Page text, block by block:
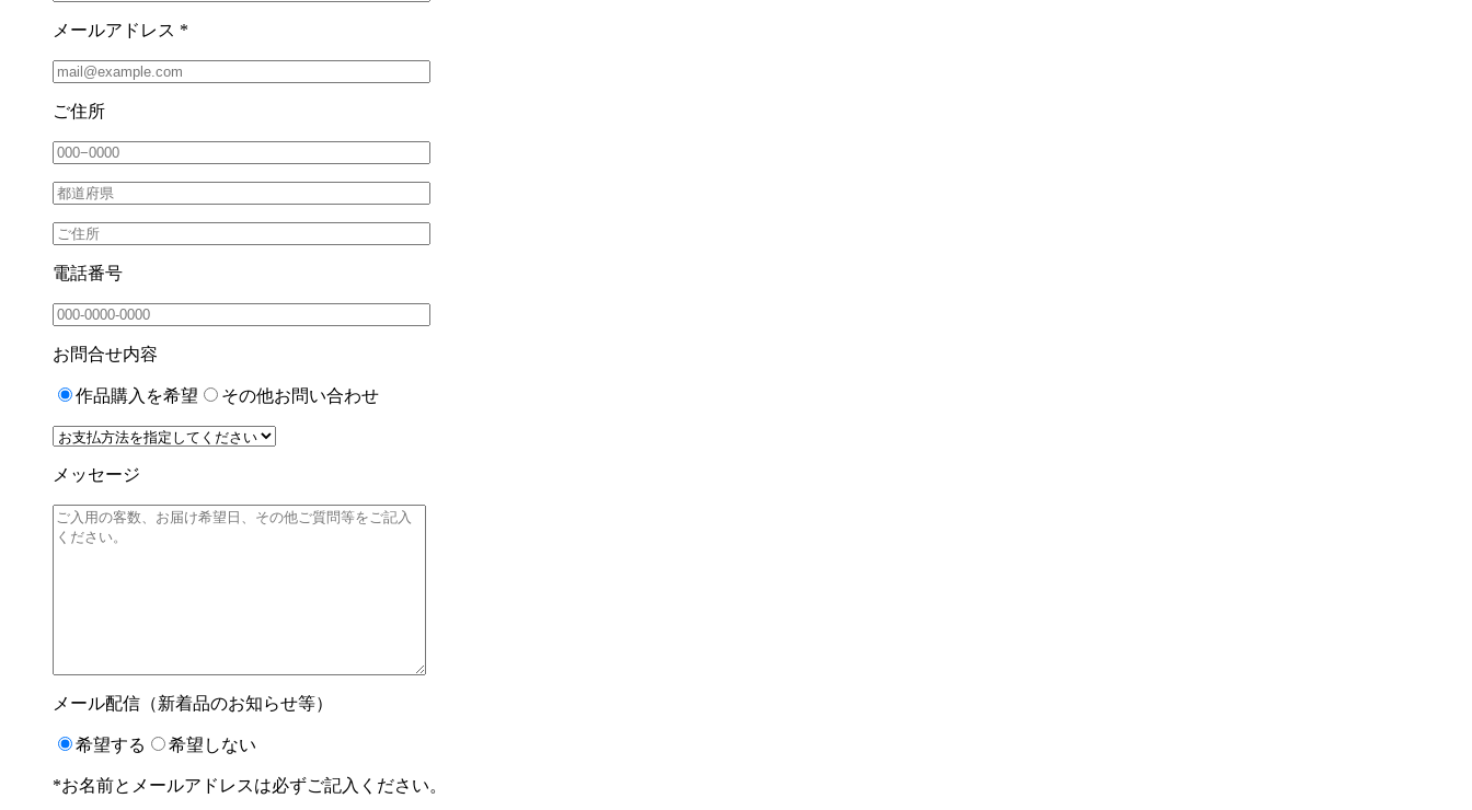
メールアドレス *
ご住所
電話番号
お問合せ内容
作品購入を希望 その他お問い合わせ
メッセージ
メール配信（新着品のお知らせ等）
希望する 希望しない
*お名前とメールアドレスは必ずご記入ください。